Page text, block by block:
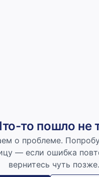
то пошло не
о проблеме.
— если ошибка
вернитесь чуть позже.